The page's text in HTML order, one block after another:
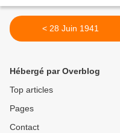
< 28 Juin 1941
Hébergé par Overblog
Top articles
Pages
Contact